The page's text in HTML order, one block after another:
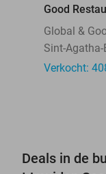
Good
Global &
Sint-Agatha-
Verkocht:
Deals in de